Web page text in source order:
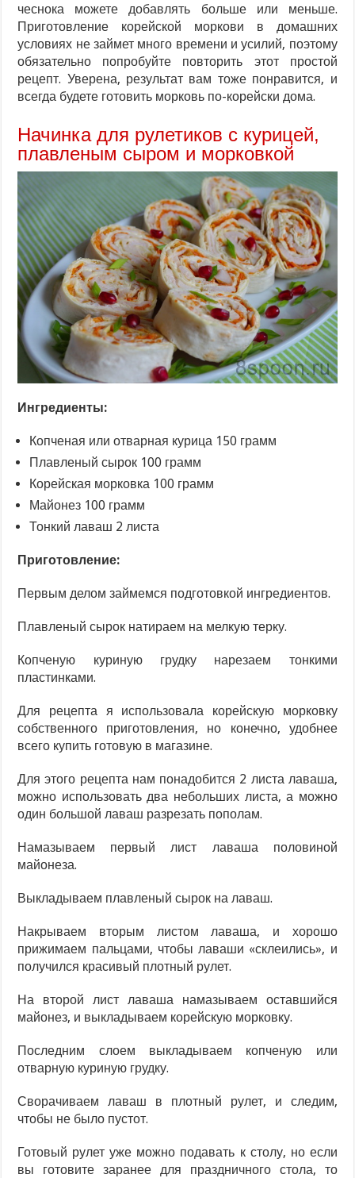
чеснока можете добавлять больше или меньше.
Приготовление корейской моркови в домашних
условиях не займет много времени и усилий, поэтому
обязательно попробуйте повторить этот простой
рецепт. Уверена, результат вам тоже понравится, и
всегда будете готовить морковь по-корейски дома.
Начинка для рулетиков с курицей,
плавленым сыром и морковкой
Ингредиенты:
Копченая или отварная курица 150 грамм
Плавленый сырок 100 грамм
Корейская морковка 100 грамм
Майонез 100 грамм
Тонкий лаваш 2 листа
Приготовление:
Первым делом займемся подготовкой ингредиентов.
Плавленый сырок натираем на мелкую терку.
Копченую куриную грудку нарезаем тонкими
пластинками.
Для рецепта я использовала корейскую морковку
собственного приготовления, но конечно, удобнее
всего купить готовую в магазине.
Для этого рецепта нам понадобится 2 листа лаваша,
можно использовать два небольших листа, а можно
один большой лаваш разрезать пополам.
Намазываем первый лист лаваша половиной
майонеза.
Выкладываем плавленый сырок на лаваш.
Накрываем вторым листом лаваша, и хорошо
прижимаем пальцами, чтобы лаваши «склеились», и
получился красивый плотный рулет.
На второй лист лаваша намазываем оставшийся
майонез, и выкладываем корейскую морковку.
Последним слоем выкладываем копченую или
отварную куриную грудку.
Сворачиваем лаваш в плотный рулет, и следим,
чтобы не было пустот.
Готовый рулет уже можно подавать к столу, но если
вы готовите заранее для праздничного стола, то